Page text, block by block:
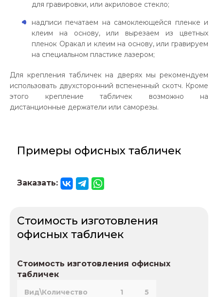
для гравировки, или акриловое стекло;
надписи печатаем на самоклеющейся пленке и
клеим на основу, или вырезаем из цветных
пленок Оракал и клеим на основу, или гравируем
на специальном пластике лазером;
Для крепления табличек на дверях мы рекомендуем
использовать двухсторонний вспененный скотч. Кроме
этого крепление табличек возможно на
дистанционные держатели или саморезы.
Примеры офисных табличек
Заказать:
Стоимость изготовления
офисных табличек
Стоимость изготовления офисных
табличек
Вид\Количество 1 5